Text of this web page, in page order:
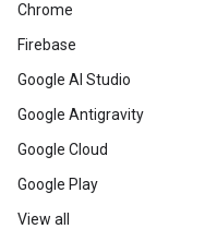
Chrome
Firebase
Google AI Studio
Google Antigravity
Google Cloud
Google Play
View all